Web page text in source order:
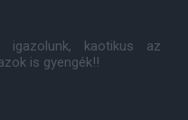
igazolunk, kaotikus az
is gyengék!!